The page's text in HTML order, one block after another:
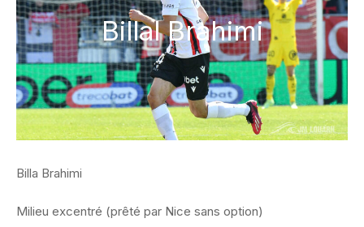
Billal Brahimi
Billa Brahimi
Milieu excentré (prêté par Nice sans option)